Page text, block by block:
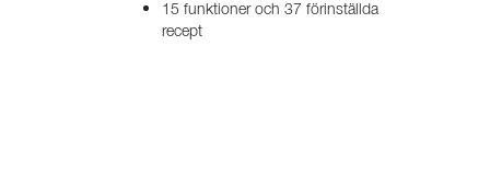
15 funktioner och 37 förinställda
recept